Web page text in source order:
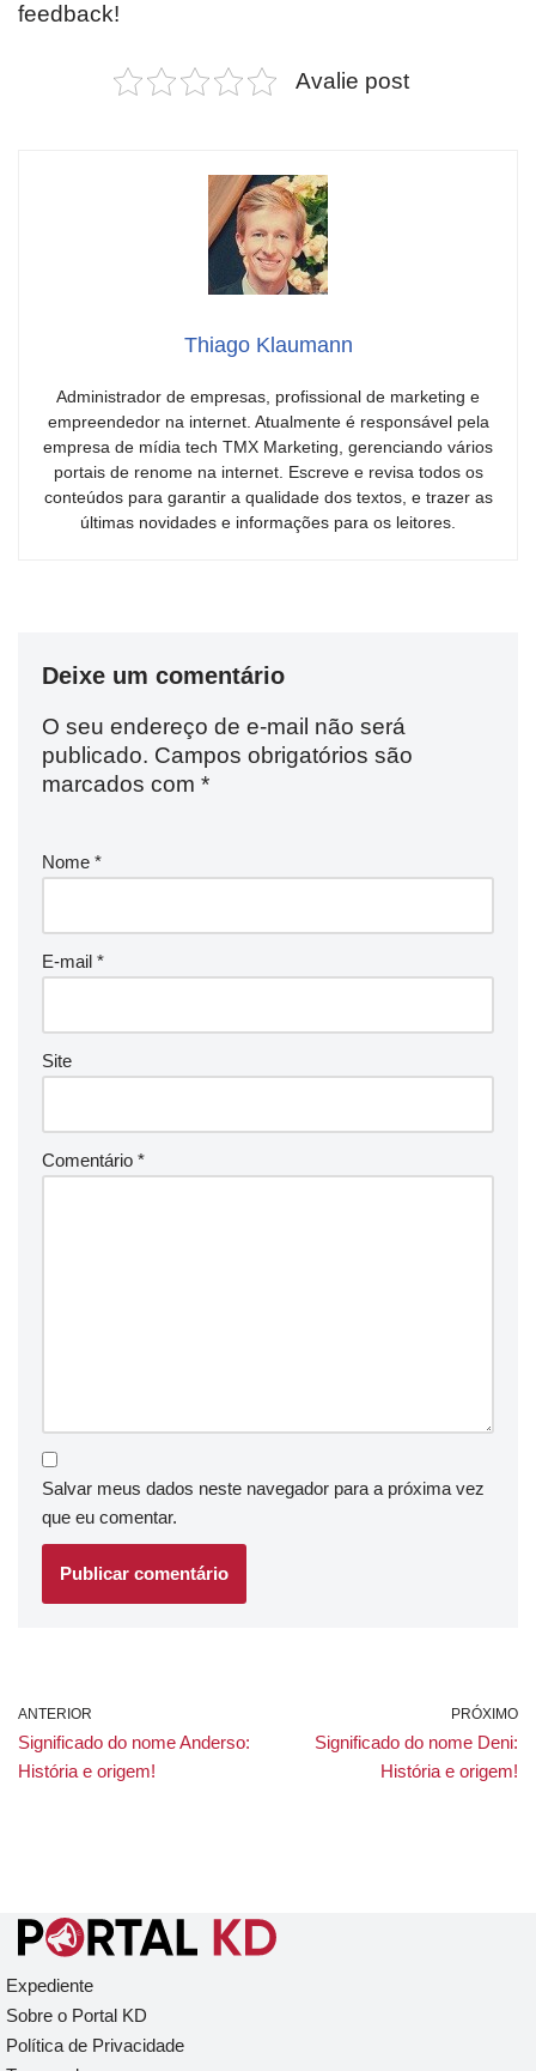
feedback!
Avalie post
Thiago Klaumann
Administrador de empresas, profissional de marketing e
empreendedor na internet. Atualmente é responsável pela
empresa de mídia tech TMX Marketing, gerenciando vários
portais de renome na internet. Escreve e revisa todos os
conteúdos para garantir a qualidade dos textos, e trazer as
últimas novidades e informações para os leitores.
Deixe um comentário
O seu endereço de e-mail não será
publicado. Campos obrigatórios são
marcados com *
Nome *
E-mail *
Site
Comentário *
Salvar meus dados neste navegador para a próxima vez
que eu comentar.
ANTERIOR
Significado do nome Anderso:
História e origem!
PRÓXIMO
Significado do nome Deni:
História e origem!
Expediente
Sobre o Portal KD
Política de Privacidade